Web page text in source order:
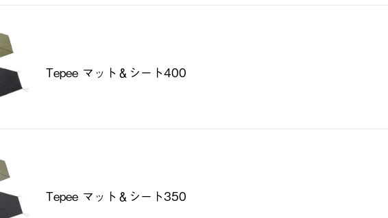
Tepee マット＆シート400
Tepee マット＆シート350